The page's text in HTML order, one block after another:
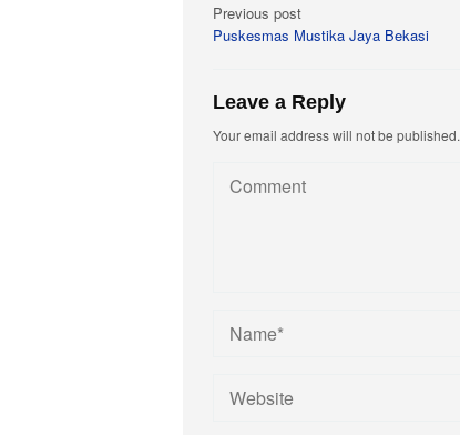
Post
navigation
Previous post
Puskesmas Mustika Jaya Bekasi
Leave a Reply
Your email address will not be published.